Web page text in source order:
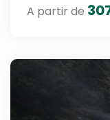
A partir de